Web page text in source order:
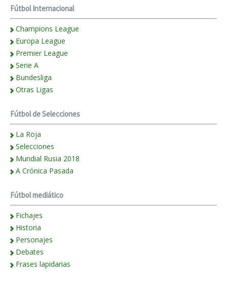
Fútbol Internacional
Champions League
Europa League
Premier League
Serie A
Bundesliga
Otras Ligas
Fútbol de Selecciones
La Roja
Selecciones
Mundial Rusia 2018
A Crónica Pasada
Fútbol mediático
Fichajes
Historia
Personajes
Debates
Frases lapidarias